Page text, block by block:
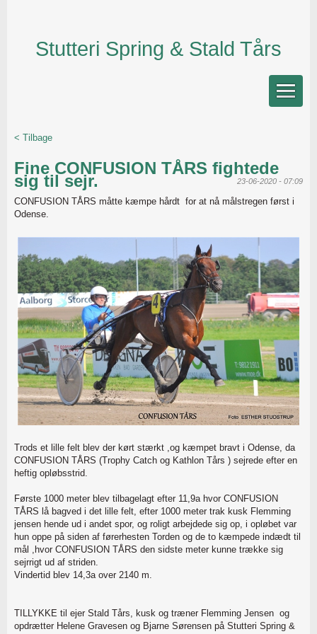
Stutteri Spring & Stald Tårs
< Tilbage
Fine CONFUSION TÅRS fightede
sig til sejr. 23-06-2020 - 07:09
CONFUSION TÅRS måtte kæmpe hårdt for at nå målstregen først i
Odense.
Trods et lille felt blev der kørt stærkt ,og kæmpet bravt i Odense, da
CONFUSION TÅRS (Trophy Catch og Kathlon Tårs ) sejrede efter en
heftig opløbsstrid.
Første 1000 meter blev tilbagelagt efter 11,9a hvor CONFUSION
TÅRS lå bagved i det lille felt, efter 1000 meter trak kusk Flemming
jensen hende ud i andet spor, og roligt arbejdede sig op, i opløbet var
hun oppe på siden af førerhesten Torden og de to kæmpede indædt til
mål ,hvor CONFUSION TÅRS den sidste meter kunne trække sig
sejrrigt ud af striden.
Vindertid blev 14,3a over 2140 m.
TILLYKKE til ejer Stald Tårs, kusk og træner Flemming Jensen og
opdrætter Helene Gravesen og Bjarne Sørensen på Stutteri Spring &